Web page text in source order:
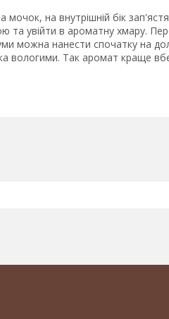
на внутрішній бік
та увійти в ароматну хмару.
можна нанести спочатку на
вологими. Так аромат краще